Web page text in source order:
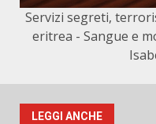
Servizi segreti,
eritrea - Sangue e
LEGGI ANCHE